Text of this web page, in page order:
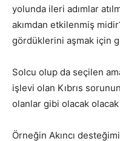
yolunda ileri adımlar
akımdan etkilenmiş
gördüklerini aşmak için
Solcu olup da seçilen
işlevi olan Kıbrıs
olanlar gibi olacak
Örneğin Akıncı